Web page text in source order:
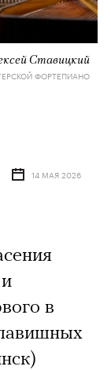
Ставицкий
ФОРТЕПИАНО
14 МАЯ 2026
в